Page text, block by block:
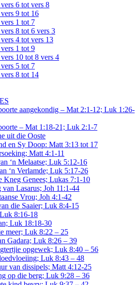
6 tot vers 8
9 tot 16
1 tot 7
8 tot 6 vers 3
4 tot vers 13
1 tot 9
10 tot 8 vers 4
5 tot 7
8 tot 14
aangekondig – Mat 2:1-12; Luk 1:26-
– Mat 1:18-21; Luk 2:1-7
uit die Ooste
en Sy Doop: Matt 3:13 tot 17
Matt 4:1-11
‘n Melaatse; Luk 5:12-16
‘n Verlamde; Luk 5:17-26
Kneg Genees; Lukas 7:1-10
Lasarus; Joh 11:1-44
Vrou; Joh 4:1-42
die Saaier; Luk 8:4-15
8:16-18
Luk 18:18-30
meer; Luk 8:22 – 25
Gadara; Luk 8:26 – 39
opgewek; Luk 8:40 – 56
Luk 8:43 – 48
van dissipels; Matt 4:12-25
op die berg; Luk 9:28 – 36